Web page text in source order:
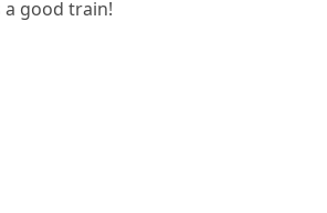
a good train!